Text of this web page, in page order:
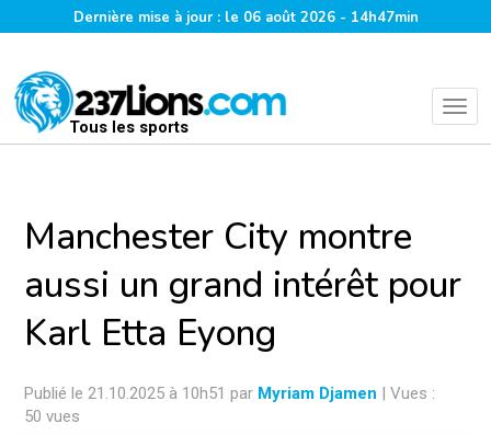
Dernière mise à jour : le 06 août 2026 - 14h47min
Tous les sports
Manchester City montre
aussi un grand intérêt pour
Karl Etta Eyong
Publié le 21.10.2025 à 10h51 par Myriam Djamen | Vues :
50 vues